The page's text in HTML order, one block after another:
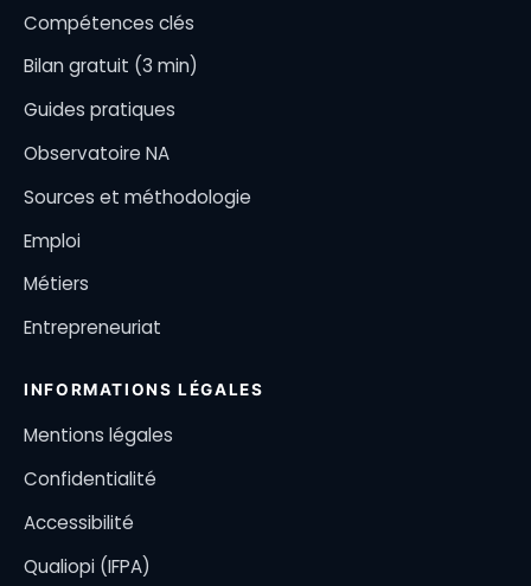
Compétences clés
Bilan gratuit (3 min)
Guides pratiques
Observatoire NA
Sources et méthodologie
Emploi
Métiers
Entrepreneuriat
INFORMATIONS LÉGALES
Mentions légales
Confidentialité
Accessibilité
Qualiopi (IFPA)